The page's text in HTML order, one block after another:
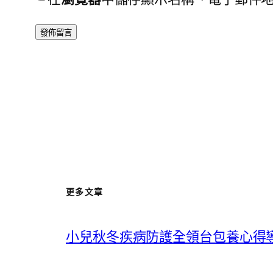
更多文章
小兒秋冬疾病防護全領台包養心得